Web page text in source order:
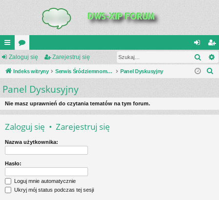
UI
C
K
_L
IN
K
S
or
a
al
og
ę
ar
ej
j
Zaloguj się Zarejestruj się
Indeks witryny Serwis Śródziemnomorski Teatr Działań Wojennych Panel Dyskusyjny
a
Panel Dyskusyjny
Nie masz uprawnień do czytania tematów na tym forum.
Zaloguj się • Zarejestruj się
Nazwa użytkownika:
Hasło:
Loguj mnie automatycznie
Ukryj mój status podczas tej sesji